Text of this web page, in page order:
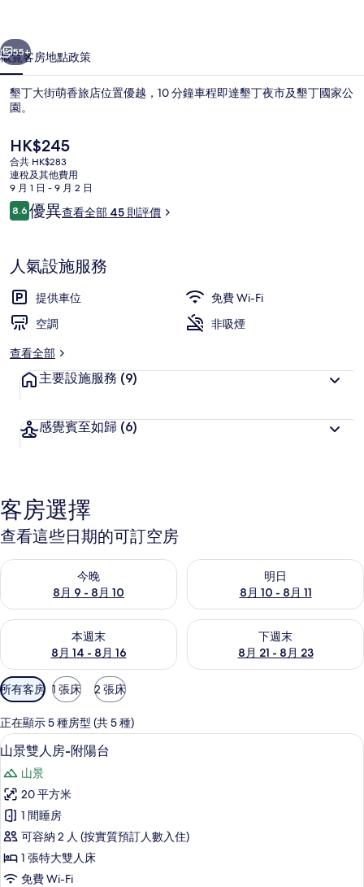
店
相
片
個 下一個
55+
概覽客房地點政策
墾丁大街萌香旅店位置優越，10 分鐘車程即達墾丁夜市及墾丁國家公
園。
現
價
HK$245
HK$245
合共 HK$283
連稅及其他費用
9 月 1 日 - 9 月 2 日
評
價
8.68.6 分，滿分 10 分，
優異查看全部 45 則評價
人氣設施服務
提供車位
免費 Wi-Fi
空調
非吸煙
查看全部
主要設施服務 (9)
感覺賓至如歸 (6)
客房選擇
查看這些日期的可訂空房
今晚
8月 9 - 8月 10
查看今晚 8月 9 - 8月 10的可訂空房
明日
8月 10 - 8月 11
查看明日 8月 10 - 8月 11的可
本週末
8月 14 - 8月 16
查看本週末 8月 14 - 8月 16的可訂空房
下週末
8月 21 - 8月 23
查看下週末 8月 21 - 8月 23的
可
用
嘅
客
房
篩
選
條
件
所有客房 1 張床 2 張床
正在顯示 5 種房型 (共 5 種)
載
入
所
有
山
景
雙
山景雙人房-附陽台 | 遮光窗簾/窗簾、
22
山景雙人房-附陽台
山景
20 平方米
1 間睡房
可容納 2 人 (按實質預訂人數入住)
1 張特大雙人床
免費 Wi-Fi